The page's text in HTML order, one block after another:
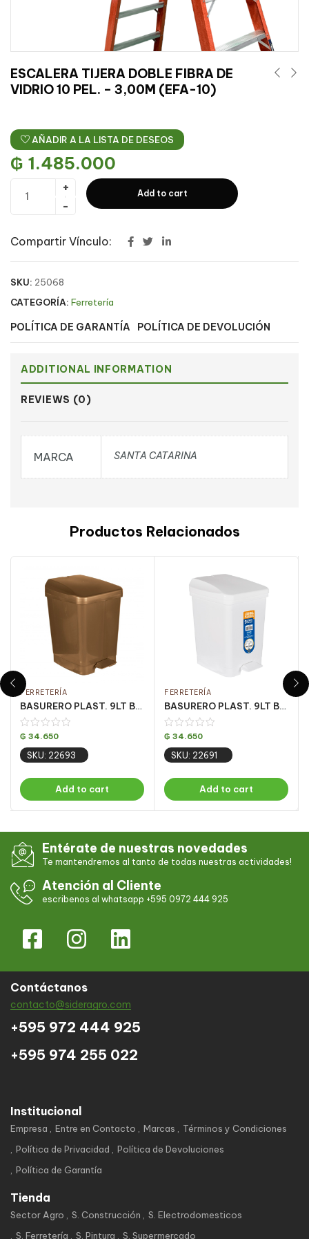
ESCALERA TIJERA DOBLE FIBRA DE
VIDRIO 10 PEL. – 3,00M (EFA-10)
AÑADIR A LA LISTA DE DESEOS
₲ 1.485.000
Add to cart
Compartir Vínculo:
SKU: 25068
CATEGORÍA: Ferretería
POLÍTICA DE GARANTÍA POLÍTICA DE DEVOLUCIÓN
ADDITIONAL INFORMATION
REVIEWS (0)
MARCA SANTA CATARINA
Productos Relacionados
FERRETERÍA
BASURERO PLAST. 9LT BRONZE C/ PEDAL CJ C/ 4UN
₲ 34.650
SKU: 22693
Add to cart
FERRETERÍA
BASURERO PLAST. 9LT BLANCO C/ PEDAL CJ C/ 4UN
₲ 34.650
SKU: 22691
Add to cart
Entérate de nuestras novedades
Te mantendremos al tanto de todas nuestras actividades!
Atención al Cliente
escribenos al whatsapp +595 0972 444 925
Contáctanos
contacto@sideragro.com
+595 972 444 925
+595 974 255 022
Institucional
Empresa Entre en Contacto Marcas
Términos y Condiciones
Política de Privacidad
Política de Devoluciones
Política de Garantía
Tienda
Sector Agro S. Construcción
S. Electrodomesticos
S. Ferretería
S. Pintura S. Supermercado